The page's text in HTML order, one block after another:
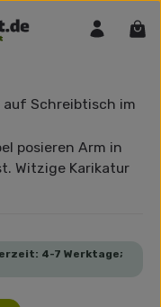
posieren Arm in
Witzige Karikatur
4-7 Werktage;